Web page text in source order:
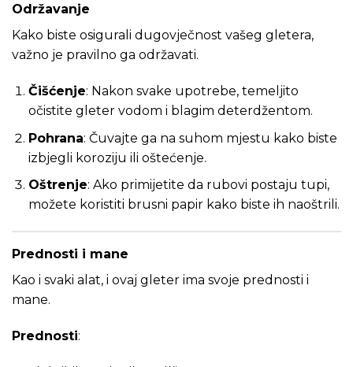
Održavanje
Kako biste osigurali dugovječnost vašeg gletera,
važno je pravilno ga održavati.
Čišćenje: Nakon svake upotrebe, temeljito
očistite gleter vodom i blagim deterdžentom.
Pohrana: Čuvajte ga na suhom mjestu kako biste
izbjegli koroziju ili oštećenje.
Oštrenje: Ako primijetite da rubovi postaju tupi,
možete koristiti brusni papir kako biste ih naoštrili.
Prednosti i mane
Kao i svaki alat, i ovaj gleter ima svoje prednosti i
mane.
Prednosti: